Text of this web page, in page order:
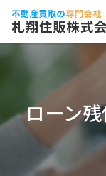
ローン